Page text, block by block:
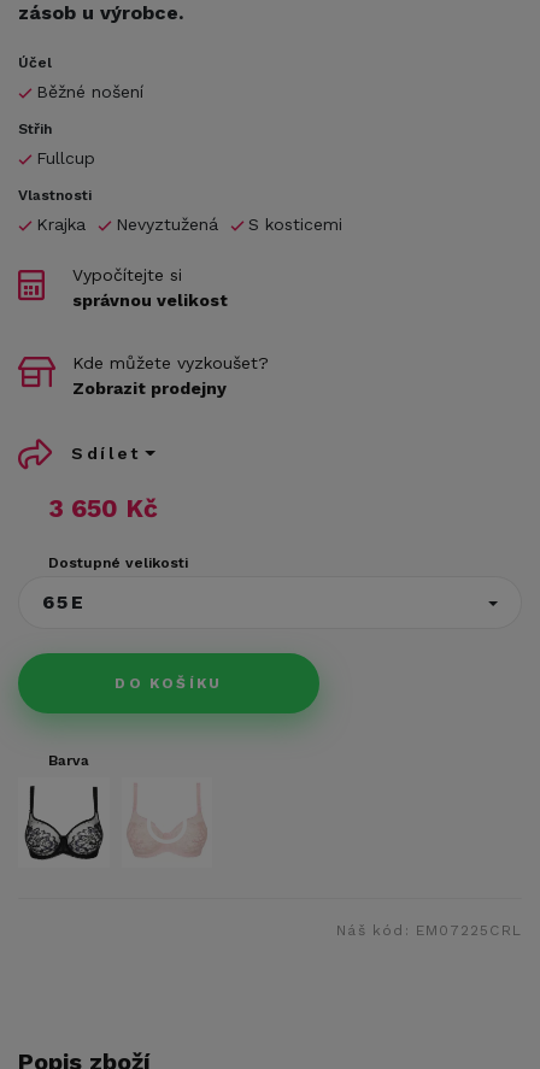
zásob u výrobce.
Účel
Běžné nošení
Střih
Fullcup
Vlastnosti
Krajka Nevyztužená S kosticemi
3 650 Kč
Dostupné velikosti
65E
DO KOŠÍKU
Vypočítejte si
správnou velikost
Kde můžete vyzkoušet?
Zobrazit prodejny
Sdílet
Barva
Náš kód: EM07225CRL
Popis zboží